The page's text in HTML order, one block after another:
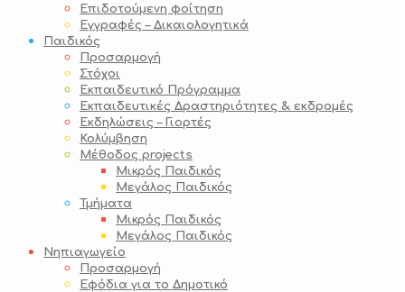
Επιδοτούμενη φοίτηση
Εγγραφές – Δικαιολογητικά
Παιδικός
Προσαρμογή
Στόχοι
Εκπαιδευτικό Πρόγραμμα
Εκπαιδευτικές Δραστηριότητες & εκδρομές
Εκδηλώσεις – Γιορτές
Κολύμβηση
Μέθοδος projects
Μικρός Παιδικός
Μεγάλος Παιδικός
Τμήματα
Μικρός Παιδικός
Μεγάλος Παιδικός
Νηπιαγωγείο
Προσαρμογή
Εφόδια για το Δημοτικό